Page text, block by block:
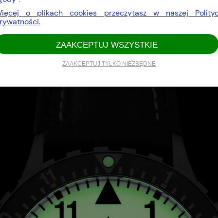
o plikach cookies przeczytasz w naszej
ZAAKCEPTUJ TYLKO NIEZBĘDNE
ZAAKCEPTUJ WSZYSTKIE